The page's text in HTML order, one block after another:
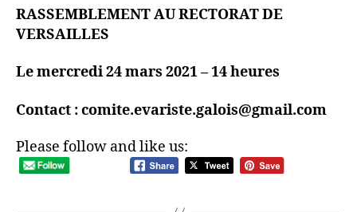
RASSEMBLEMENT AU RECTORAT DE
VERSAILLES
Le mercredi 24 mars 2021 – 14 heures
Contact : comite.evariste.galois@gmail.com
Please follow and like us: